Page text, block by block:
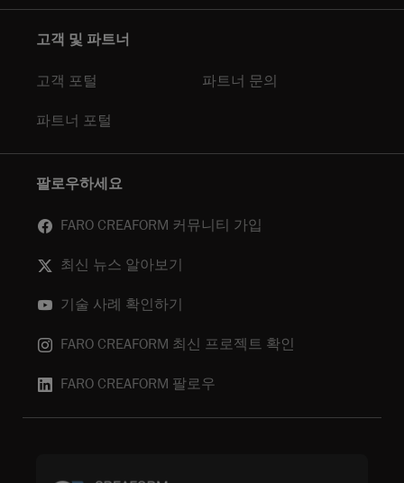
고객 및 파트너
고객 포털 파트너 문의
파트너 포털
팔로우하세요
FARO CREAFORM 커뮤니티 가입
최신 뉴스 알아보기
기술 사례 확인하기
FARO CREAFORM 최신 프로젝트 확인
FARO CREAFORM 팔로우